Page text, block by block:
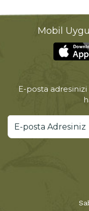
Mobil
E-posta